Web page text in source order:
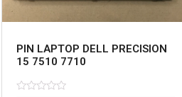
PIN LAPTOP DELL PRECISION
15 7510 7710